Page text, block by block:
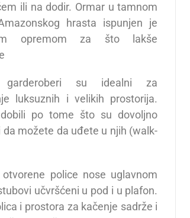
ili na dodir. Ormar u tamnom
hrasta ispunjen je
opremom za što lakše
garderoberi su idealni za
luksuznih i velikih prostorija.
po tome što su dovoljno
da možete da uđete u njih (walk-
otvorene police nose uglavnom
učvršćeni u pod i u plafon.
i prostora za kačenje sadrže i